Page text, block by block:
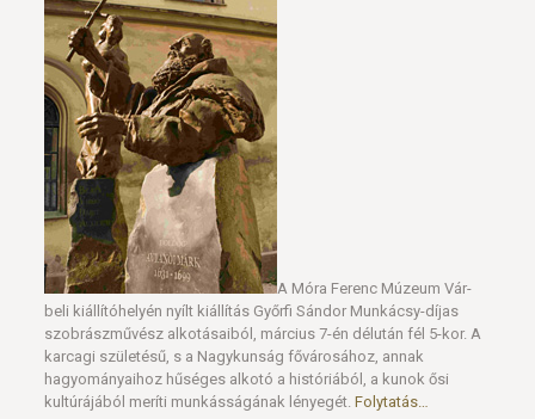
A Móra Ferenc Múzeum Vár-
beli kiállítóhelyén nyílt kiállítás Győrfi Sándor Munkácsy-díjas
szobrászművész alkotásaiból, március 7-én délután fél 5-kor. A
karcagi születésű, s a Nagykunság fővárosához, annak
hagyományaihoz hűséges alkotó a históriából, a kunok ősi
kultúrájából meríti munkásságának lényegét. Folytatás…